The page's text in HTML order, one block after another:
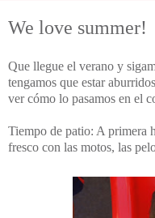
We love summer!
Que llegue el verano y
tengamos que estar
ver cómo lo pasamos en el
Tiempo de patio: A primera
fresco con las motos, las